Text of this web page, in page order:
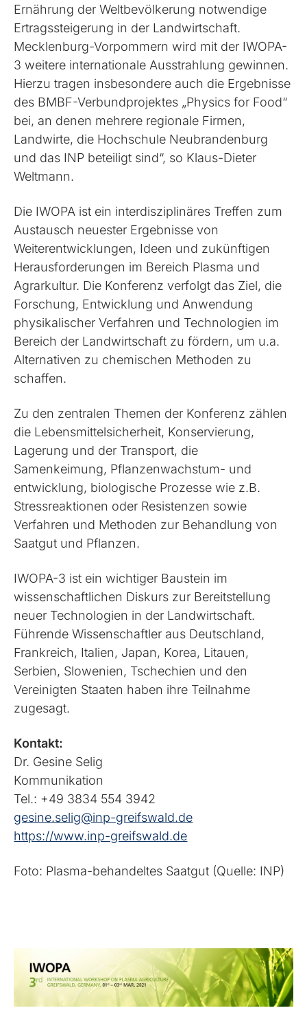
Ernährung der Weltbevölkerung notwendige
Ertragssteigerung in der Landwirtschaft.
Mecklenburg-Vorpommern wird mit der IWOPA-
3 weitere internationale Ausstrahlung gewinnen.
Hierzu tragen insbesondere auch die Ergebnisse
des BMBF-Verbundprojektes „Physics for Food“
bei, an denen mehrere regionale Firmen,
Landwirte, die Hochschule Neubrandenburg
und das INP beteiligt sind“, so Klaus-Dieter
Weltmann.
Die IWOPA ist ein interdisziplinäres Treffen zum
Austausch neuester Ergebnisse von
Weiterentwicklungen, Ideen und zukünftigen
Herausforderungen im Bereich Plasma und
Agrarkultur. Die Konferenz verfolgt das Ziel, die
Forschung, Entwicklung und Anwendung
physikalischer Verfahren und Technologien im
Bereich der Landwirtschaft zu fördern, um u.a.
Alternativen zu chemischen Methoden zu
schaffen.
Zu den zentralen Themen der Konferenz zählen
die Lebensmittelsicherheit, Konservierung,
Lagerung und der Transport, die
Samenkeimung, Pflanzenwachstum- und
entwicklung, biologische Prozesse wie z.B.
Stressreaktionen oder Resistenzen sowie
Verfahren und Methoden zur Behandlung von
Saatgut und Pflanzen.
IWOPA-3 ist ein wichtiger Baustein im
wissenschaftlichen Diskurs zur Bereitstellung
neuer Technologien in der Landwirtschaft.
Führende Wissenschaftler aus Deutschland,
Frankreich, Italien, Japan, Korea, Litauen,
Serbien, Slowenien, Tschechien und den
Vereinigten Staaten haben ihre Teilnahme
zugesagt.
Kontakt:
Dr. Gesine Selig
Kommunikation
Tel.: +49 3834 554 3942
gesine.selig@inp-greifswald.de
https://www.inp-greifswald.de
Foto: Plasma-behandeltes Saatgut (Quelle: INP)